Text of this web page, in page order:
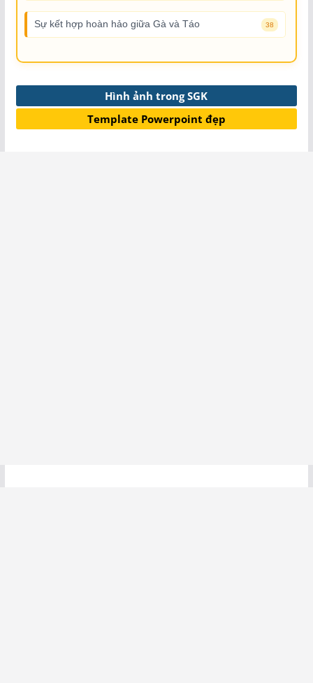
Sự kết hợp hoàn hảo giữa Gà và Táo 38
Hình ảnh trong SGK
Template Powerpoint đẹp